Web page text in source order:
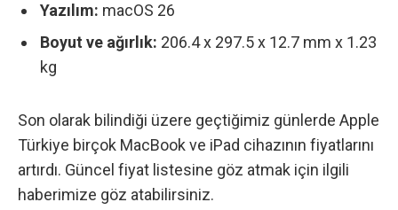
Yazılım: macOS 26
Boyut ve ağırlık: 206.4 x 297.5 x 12.7 mm x 1.23
kg
Son olarak bilindiği üzere geçtiğimiz günlerde Apple
Türkiye birçok MacBook ve iPad cihazının fiyatlarını
artırdı. Güncel fiyat listesine göz atmak için ilgili
haberimize göz atabilirsiniz.